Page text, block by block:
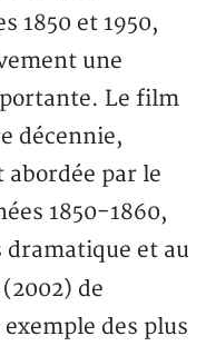
1850 et 1950,
une
Le film
décennie,
abordée par le
1850-1860,
dramatique et au
(2002) de
des plus